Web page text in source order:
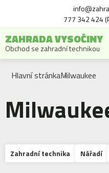
777 342 424
ZAHRADA VYSOČINY
Obchod se zahradní technikou
Hlavní stránkaMilwaukee
Zahradní technika Nářadí